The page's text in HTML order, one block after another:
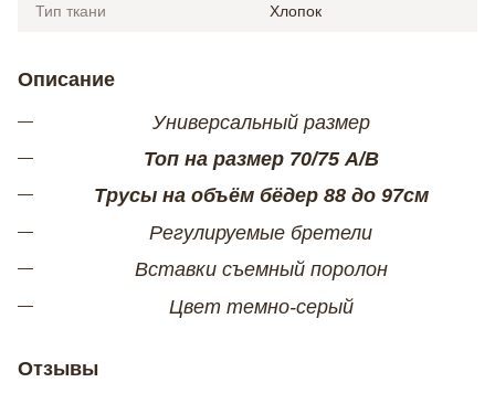
Тип ткани Хлопок
Описание
Универсальный размер
Топ на размер 70/75 А/В
Трусы на объём бёдер 88 до 97см
Регулируемые бретели
Вставки съемный поролон
Цвет темно-серый
Отзывы